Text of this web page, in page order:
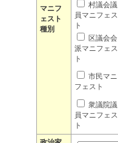
マニフ
ェスト
種別
村議会議
員マニフェス
ト
区議会会
派マニフェス
ト
市民マニ
フェスト
衆議院議
員マニフェス
ト